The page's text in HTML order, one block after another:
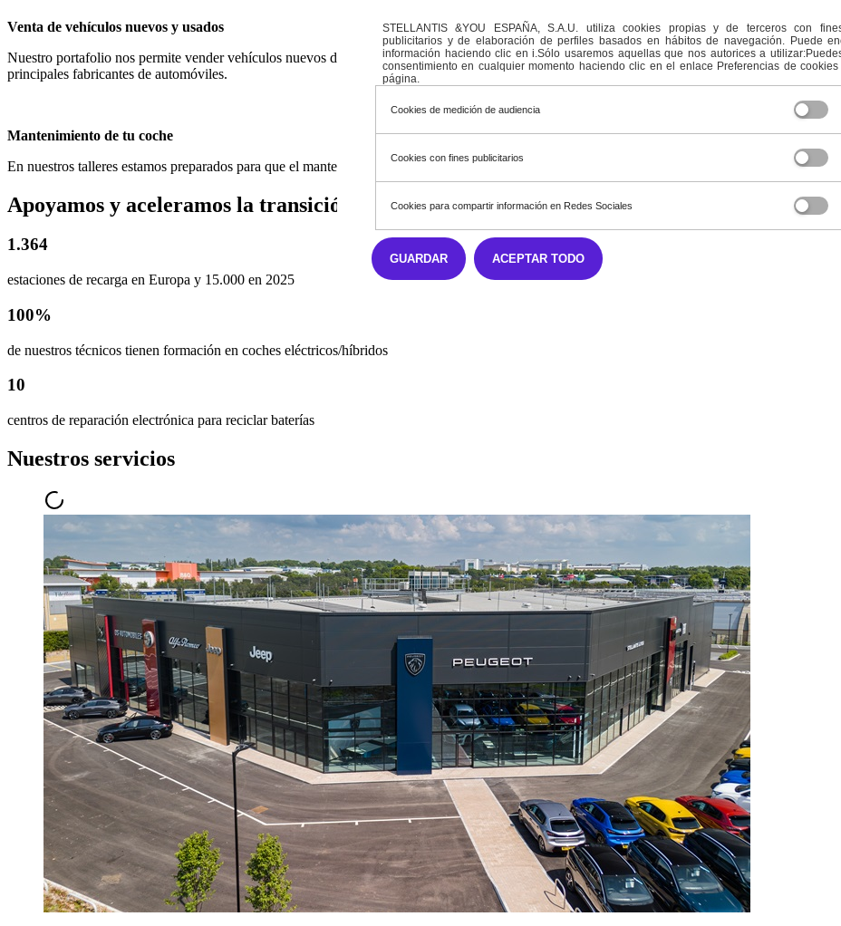
Venta de vehículos nuevos y usados
Nuestro portafolio nos permite vender vehículos nuevos de las marcas Abarth, Alfa Romeo, Citroën, Fiat, Jeep®, DS Automòbiles, Leapmotor,
principales fabricantes de automóviles.
Mantenimiento de tu coche
En nuestros talleres estamos preparados para que el mantenimiento de tu coche siga escrupulosamente las recomendaciones de la marca, gracias
Apoyamos y aceleramos la transición energética
1.364
estaciones de recarga en Europa y 15.000 en 2025
100%
de nuestros técnicos tienen formación en coches eléctricos/híbridos
10
centros de reparación electrónica para reciclar baterías
Nuestros servicios
STELLANTIS &YOU ESPAÑA, S.A.U. utiliza cookies propias y de terceros con
publicitarios y de elaboración de perfiles basados en hábitos de navegación. Puede
información haciendo clic en i.Sólo usaremos aquellas que nos autorices a
consentimiento en cualquier momento haciendo clic en el enlace Preferencias de
página.
Cookies de medición de audiencia
Cookies con fines publicitarios
Cookies para compartir información en Redes Sociales
ACEPTAR TODO
GUARDAR